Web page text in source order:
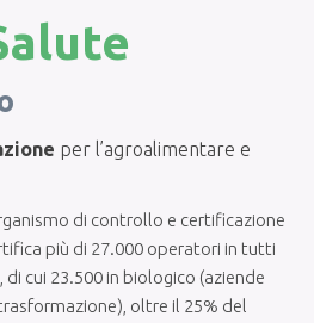
per l’agroalimentare e
di controllo e certificazione
più di 27.000 operatori in tutti
cui 23.500 in biologico (aziende
oltre il 25% del